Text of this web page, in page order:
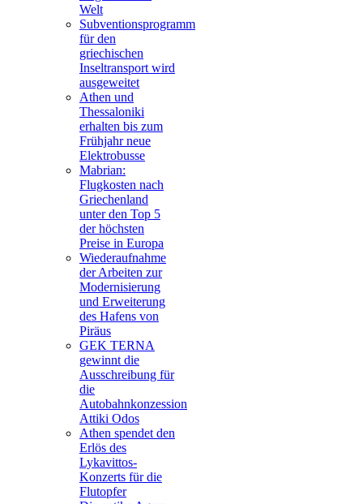
Welt
Subventionsprogramm
für den
griechischen
Inseltransport wird
ausgeweitet
Athen und
Thessaloniki
erhalten bis zum
Frühjahr neue
Elektrobusse
Mabrian:
Flugkosten nach
Griechenland
unter den Top 5
der höchsten
Preise in Europa
Wiederaufnahme
der Arbeiten zur
Modernisierung
und Erweiterung
des Hafens von
Piräus
GEK TERNA
gewinnt die
Ausschreibung für
die
Autobahnkonzession
Attiki Odos
Athen spendet den
Erlös des
Lykavittos-
Konzerts für die
Flutopfer